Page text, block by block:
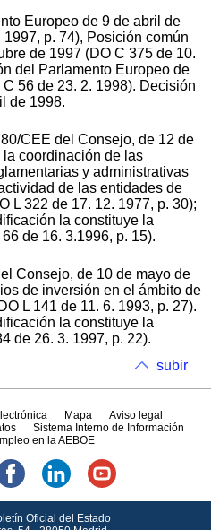
Europeo de 9 de abril de
p. 74), Posición común
de 1997 (DO C 375 de 10.
del Parlamento Europeo de
56 de 23. 2. 1998). Decisión
de 1998.
CEE del Consejo, de 12 de
coordinación de las
y administrativas
de las entidades de
L 322 de 17. 12. 1977, p. 30);
la constituye la
de 16. 3.1996, p. 15).
Consejo, de 10 de mayo de
de inversión en el ámbito de
L 141 de 11. 6. 1993, p. 27).
la constituye la
de 26. 3. 1997, p. 22).
subir
Mapa
Aviso legal
Sistema Interno de Información
en la AEBOE
Oficial del Estado